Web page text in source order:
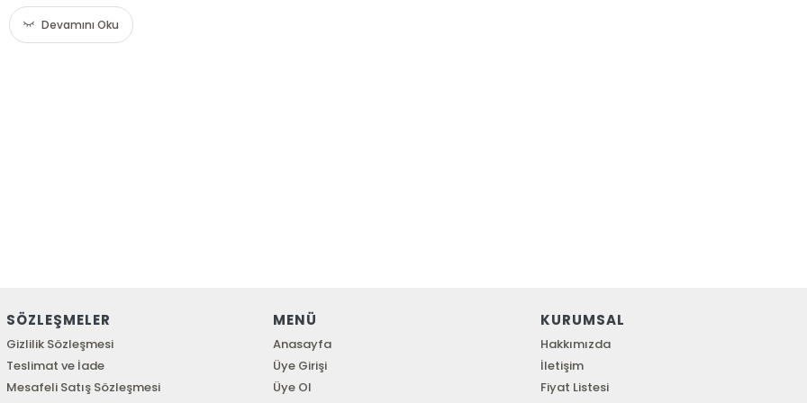
Devamını Oku
SÖZLEŞMELER
Gizlilik Sözleşmesi
Teslimat ve İade
Mesafeli Satış Sözleşmesi
MENÜ
Anasayfa
Üye Girişi
Üye Ol
KURUMSAL
Hakkımızda
İletişim
Fiyat Listesi